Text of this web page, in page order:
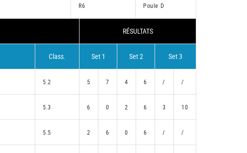
R6 Poule D
RÉSULTATS
Class. Set 1 Set 2 Set 3
5.2 5 7 4 6 / /
5.3 6 0 2 6 3 10
5.5 2 6 0 6 / /